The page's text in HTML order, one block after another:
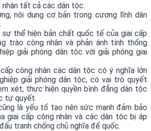
nhân tất cả các dân tộc.
nội dung cơ bản trong cương lĩnh dân
thể hiện bản chất quốc tế của giai cấp
trào công nhân và phản ánh tính thống
giải phóng dân tộc với giải phóng giai
công nhân các dân tộc có ý nghĩa lớn
giải phóng dân tộc, có vai trò quyết
xét, thực hiện quyền bình đẳng dân tộc
tự quyết.
là yếu tố tạo nên sức mạnh đảm bảo
giai cấp công nhân và các dân tộc bị áp
tranh chống chủ nghĩa đế quốc.